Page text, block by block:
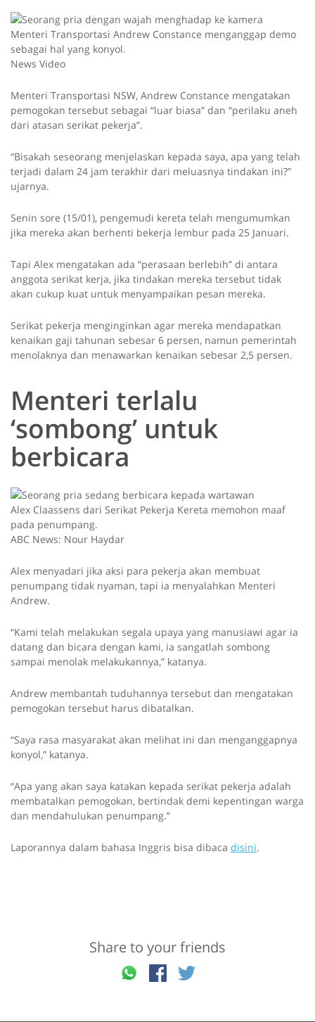
Menteri Transportasi Andrew Constance menganggap demo
sebagai hal yang konyol.
News Video
Menteri Transportasi NSW, Andrew Constance mengatakan
pemogokan tersebut sebagai “luar biasa” dan “perilaku aneh
dari atasan serikat pekerja”.
“Bisakah seseorang menjelaskan kepada saya, apa yang telah
terjadi dalam 24 jam terakhir dari meluasnya tindakan ini?”
ujarnya.
Senin sore (15/01), pengemudi kereta telah mengumumkan
jika mereka akan berhenti bekerja lembur pada 25 Januari.
Tapi Alex mengatakan ada “perasaan berlebih” di antara
anggota serikat kerja, jika tindakan mereka tersebut tidak
akan cukup kuat untuk menyampaikan pesan mereka.
Serikat pekerja menginginkan agar mereka mendapatkan
kenaikan gaji tahunan sebesar 6 persen, namun pemerintah
menolaknya dan menawarkan kenaikan sebesar 2,5 persen.
Menteri terlalu
‘sombong’ untuk
berbicara
Alex Claassens dari Serikat Pekerja Kereta memohon maaf
pada penumpang.
ABC News: Nour Haydar
Alex menyadari jika aksi para pekerja akan membuat
penumpang tidak nyaman, tapi ia menyalahkan Menteri
Andrew.
“Kami telah melakukan segala upaya yang manusiawi agar ia
datang dan bicara dengan kami, ia sangatlah sombong
sampai menolak melakukannya,” katanya.
Andrew membantah tuduhannya tersebut dan mengatakan
pemogokan tersebut harus dibatalkan.
“Saya rasa masyarakat akan melihat ini dan menganggapnya
konyol,” katanya.
“Apa yang akan saya katakan kepada serikat pekerja adalah
membatalkan pemogokan, bertindak demi kepentingan warga
dan mendahulukan penumpang.”
Laporannya dalam bahasa Inggris bisa dibaca disini.
Share to your friends